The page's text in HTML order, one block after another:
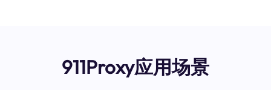
911Proxy应用场景